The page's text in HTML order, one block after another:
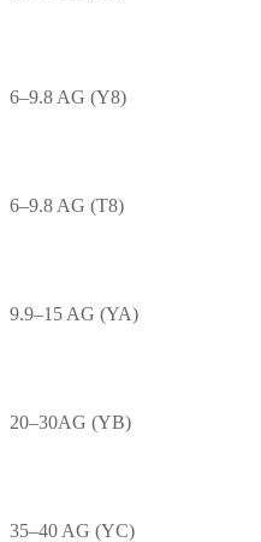
6–9.8 AG (Y8)
6–9.8 AG (T8)
9.9–15 AG (YA)
20–30AG (YB)
35–40 AG (YC)